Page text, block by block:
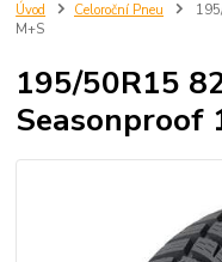
Úvod Celoroční Pneu
M+S
195/50R15
Seasonproof